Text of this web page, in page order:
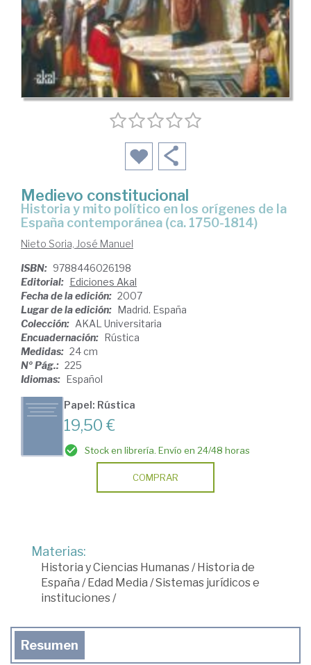
Medievo constitucional
historia y mito político en los orígenes de la
España contemporánea (ca. 1750-1814)
Nieto Soria, José Manuel
ISBN: 9788446026198
Editorial: Ediciones Akal
Fecha de la edición: 2007
Lugar de la edición: Madrid. España
Colección: AKAL Universitaria
Encuadernación: Rústica
Medidas: 24 cm
Nº Pág.: 225
Idiomas: Español
Papel: Rústica
19,50 €
Stock en librería. Envío en 24/48 horas
COMPRAR
Materias:
Historia y Ciencias Humanas/Historia de
España /Edad Media /Sistemas jurídicos e
instituciones/
Resumen